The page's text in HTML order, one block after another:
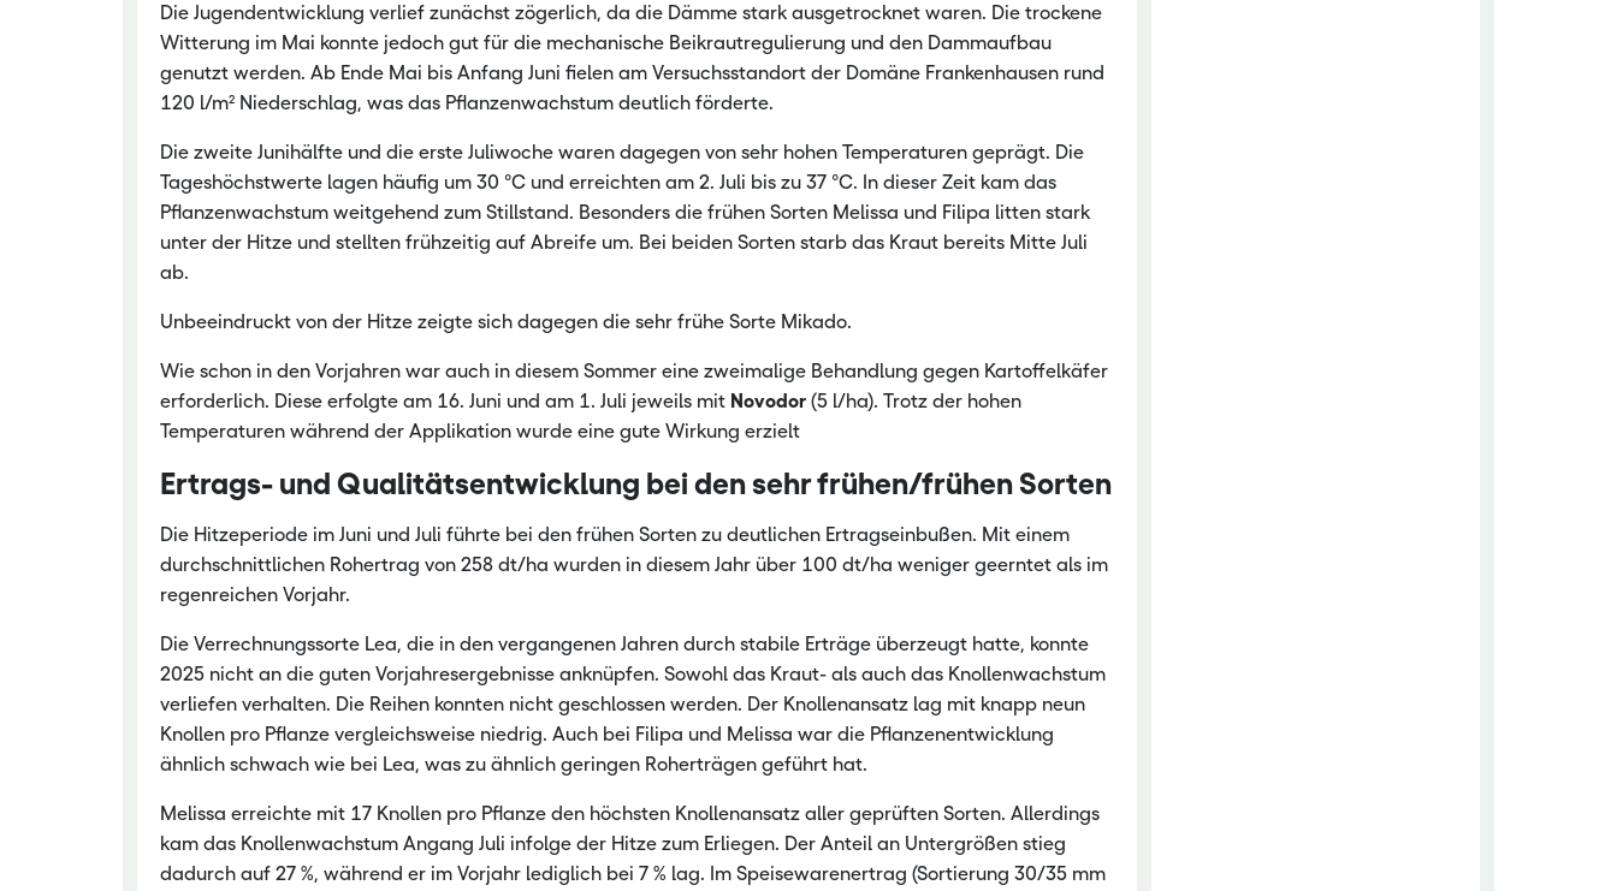
Die Jugendentwicklung verlief zunächst zögerlich, da die Dämme stark ausgetrocknet waren. Die trockene
Witterung im Mai konnte jedoch gut für die mechanische Beikrautregulierung und den Dammaufbau
genutzt werden. Ab Ende Mai bis Anfang Juni fielen am Versuchsstandort der Domäne Frankenhausen rund
120 l/m² Niederschlag, was das Pflanzenwachstum deutlich förderte.
Die zweite Junihälfte und die erste Juliwoche waren dagegen von sehr hohen Temperaturen geprägt. Die
Tageshöchstwerte lagen häufig um 30 °C und erreichten am 2. Juli bis zu 37 °C. In dieser Zeit kam das
Pflanzenwachstum weitgehend zum Stillstand. Besonders die frühen Sorten Melissa und Filipa litten stark
unter der Hitze und stellten frühzeitig auf Abreife um. Bei beiden Sorten starb das Kraut bereits Mitte Juli
ab.
Unbeeindruckt von der Hitze zeigte sich dagegen die sehr frühe Sorte Mikado.
Wie schon in den Vorjahren war auch in diesem Sommer eine zweimalige Behandlung gegen Kartoffelkäfer
erforderlich. Diese erfolgte am 16. Juni und am 1. Juli jeweils mit Novodor (5 l/ha). Trotz der hohen
Temperaturen während der Applikation wurde eine gute Wirkung erzielt
Ertrags- und Qualitätsentwicklung bei den sehr frühen/frühen Sorten
Die Hitzeperiode im Juni und Juli führte bei den frühen Sorten zu deutlichen Ertragseinbußen. Mit einem
durchschnittlichen Rohertrag von 258 dt/ha wurden in diesem Jahr über 100 dt/ha weniger geerntet als im
regenreichen Vorjahr.
Die Verrechnungssorte Lea, die in den vergangenen Jahren durch stabile Erträge überzeugt hatte, konnte
2025 nicht an die guten Vorjahresergebnisse anknüpfen. Sowohl das Kraut- als auch das Knollenwachstum
verliefen verhalten. Die Reihen konnten nicht geschlossen werden. Der Knollenansatz lag mit knapp neun
Knollen pro Pflanze vergleichsweise niedrig. Auch bei Filipa und Melissa war die Pflanzenentwicklung
ähnlich schwach wie bei Lea, was zu ähnlich geringen Roherträgen geführt hat.
Melissa erreichte mit 17 Knollen pro Pflanze den höchsten Knollenansatz aller geprüften Sorten. Allerdings
kam das Knollenwachstum Angang Juli infolge der Hitze zum Erliegen. Der Anteil an Untergrößen stieg
dadurch auf 27 %, während er im Vorjahr lediglich bei 7 % lag. Im Speisewarenertrag (Sortierung 30/35 mm